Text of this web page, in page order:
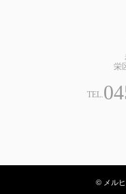
栄
TEL.
© メル